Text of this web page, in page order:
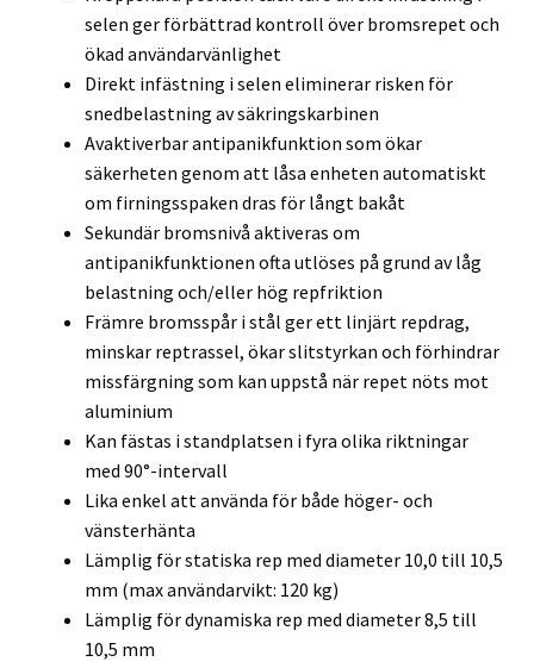
selen ger förbättrad kontroll över bromsrepet och
ökad användarvänlighet
Direkt infästning i selen eliminerar risken för
snedbelastning av säkringskarbinen
Avaktiverbar antipanikfunktion som ökar
säkerheten genom att låsa enheten automatiskt
om firningsspaken dras för långt bakåt
Sekundär bromsnivå aktiveras om
antipanikfunktionen ofta utlöses på grund av låg
belastning och/eller hög repfriktion
Främre bromsspår i stål ger ett linjärt repdrag,
minskar reptrassel, ökar slitstyrkan och förhindrar
missfärgning som kan uppstå när repet nöts mot
aluminium
Kan fästas i standplatsen i fyra olika riktningar
med 90°-intervall
Lika enkel att använda för både höger- och
vänsterhänta
Lämplig för statiska rep med diameter 10,0 till 10,5
mm (max användarvikt: 120 kg)
Lämplig för dynamiska rep med diameter 8,5 till
10,5 mm